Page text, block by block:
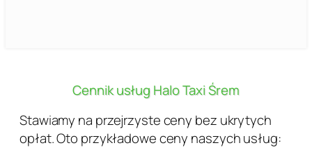
Cennik usług Halo Taxi Śrem
Stawiamy na przejrzyste ceny bez ukrytych
opłat. Oto przykładowe ceny naszych usług: